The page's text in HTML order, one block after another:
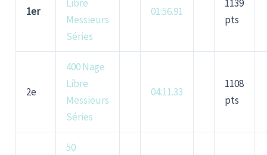
1er
Libre
Messieurs
Séries
01:56.91
1139
pts
2e
400 Nage
Libre
Messieurs
Séries
04:11.33
1108
pts
50